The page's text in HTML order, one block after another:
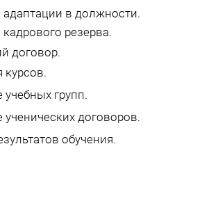
в должности.
резерва.
договор.
курсов.
групп.
договоров.
обучения.